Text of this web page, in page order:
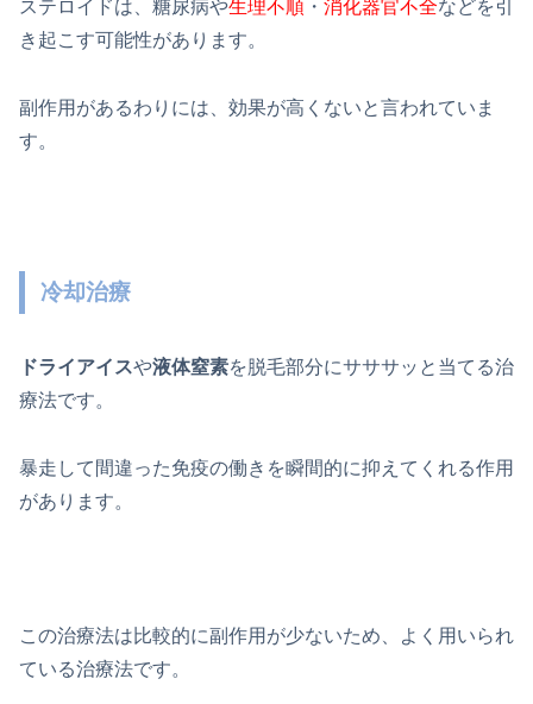
ステロイドは、糖尿病や生理不順 ・ 消化器官不全などを引
き起こす可能性があります。
副作用があるわりには、効果が高くないと言われていま
す。
冷却治療
ドライアイスや液体窒素を脱毛部分にサササッと当てる治
療法です。
暴走して間違った免疫の働きを瞬間的に抑えてくれる作用
があります。
この治療法は比較的に副作用が少ないため、よく用いられ
ている治療法です。